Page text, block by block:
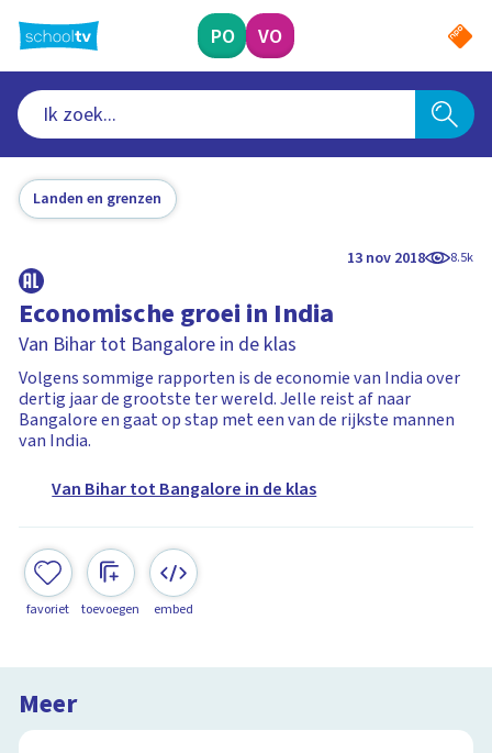
naar
hoofdinhoud
PO VO
Landen en grenzen
13 nov 2018 8.5k
Economische groei in India
Van Bihar tot Bangalore in de klas
Volgens sommige rapporten is de economie van India over
dertig jaar de grootste ter wereld. Jelle reist af naar
Bangalore en gaat op stap met een van de rijkste mannen
van India.
Van Bihar tot Bangalore in de klas
favoriet toevoegen embed
Meer